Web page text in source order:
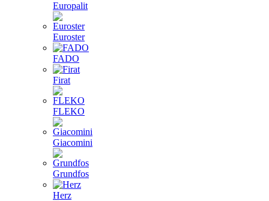
Europalit
Euroster
FADO
Firat
FLEKO
Giacomini
Grundfos
Herz